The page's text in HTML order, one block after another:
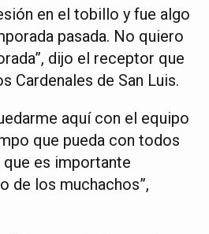
en el tobillo y fue algo
pasada. No quiero
dijo el receptor que
Cardenales de San Luis.
aquí con el equipo
que pueda con todos
que es importante
de los muchachos”,